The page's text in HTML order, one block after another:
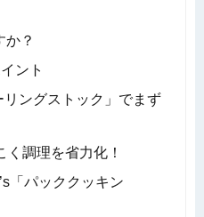
か？
ント
リングストック」でまず
く調理を省力化！
「パッククッキン